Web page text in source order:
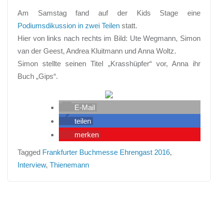
Am Samstag fand auf der Kids Stage eine
Podiumsdikussion in zwei Teilen statt.
Hier von links nach rechts im Bild: Ute Wegmann, Simon
van der Geest, Andrea Kluitmann und Anna Woltz.
Simon stellte seinen Titel „Krasshüpfer“ vor, Anna ihr
Buch „Gips“.
E-Mail
teilen
merken
Tagged Frankfurter Buchmesse Ehrengast 2016,
Interview, Thienemann